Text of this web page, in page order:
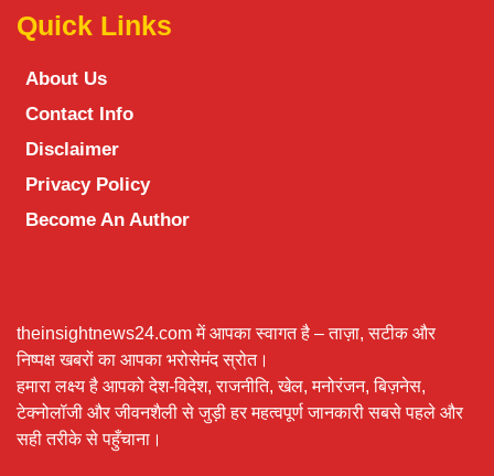
Quick Links
About Us
Contact Info
Disclaimer
Privacy Policy
Become An Author
theinsightnews24.com में आपका स्वागत है – ताज़ा, सटीक और
निष्पक्ष खबरों का आपका भरोसेमंद स्रोत।
हमारा लक्ष्य है आपको देश-विदेश, राजनीति, खेल, मनोरंजन, बिज़नेस,
टेक्नोलॉजी और जीवनशैली से जुड़ी हर महत्वपूर्ण जानकारी सबसे पहले और
सही तरीके से पहुँचाना।